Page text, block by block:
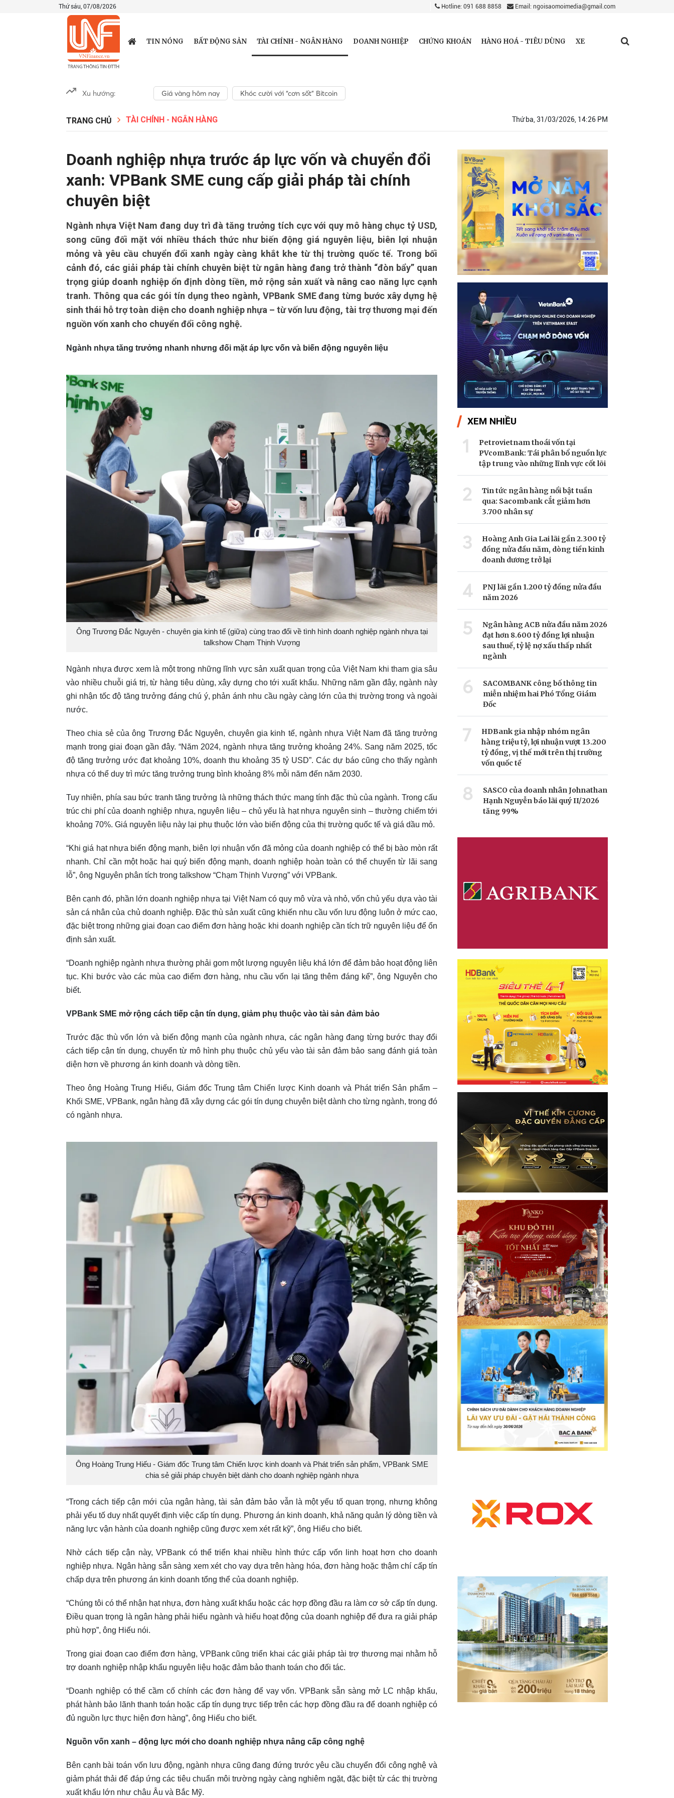
Thứ sáu, 07/08/2026 Hotline: 091 688 8858 Email: ngoisaomoimedia@gmail.com
TIN NÓNG BẤT ĐỘNG SẢN TÀI CHÍNH - NGÂN HÀNG DOANH NGHIỆP CHỨNG KHOÁN HÀNG HOÁ - TIÊU DÙNG XE
Xu hướng: Giá vàng hôm nay Khóc cười với “cơn sốt” Bitcoin
TRANG CHỦ TÀI CHÍNH - NGÂN HÀNG Thứ ba, 31/03/2026, 14:26 PM
Doanh nghiệp nhựa trước áp lực vốn và chuyển đổi
xanh: VPBank SME cung cấp giải pháp tài chính
chuyên biệt
Ngành nhựa Việt Nam đang duy trì đà tăng trưởng tích cực với quy mô hàng chục tỷ USD,
song cũng đối mặt với nhiều thách thức như biến động giá nguyên liệu, biên lợi nhuận
mỏng và yêu cầu chuyển đổi xanh ngày càng khắt khe từ thị trường quốc tế. Trong bối
cảnh đó, các giải pháp tài chính chuyên biệt từ ngân hàng đang trở thành “đòn bẩy” quan
trọng giúp doanh nghiệp ổn định dòng tiền, mở rộng sản xuất và nâng cao năng lực cạnh
tranh. Thông qua các gói tín dụng theo ngành, VPBank SME đang từng bước xây dựng hệ
sinh thái hỗ trợ toàn diện cho doanh nghiệp nhựa – từ vốn lưu động, tài trợ thương mại đến
nguồn vốn xanh cho chuyển đổi công nghệ.
Ngành nhựa tăng trưởng nhanh nhưng đối mặt áp lực vốn và biến động nguyên liệu
Ông Trương Đắc Nguyên - chuyên gia kinh tế (giữa) cùng trao đổi về tình hình doanh nghiệp ngành nhựa tại
talkshow Chạm Thịnh Vượng
Ngành nhựa được xem là một trong những lĩnh vực sản xuất quan trọng của Việt Nam khi tham gia sâu
vào nhiều chuỗi giá trị, từ hàng tiêu dùng, xây dựng cho tới xuất khẩu. Những năm gần đây, ngành này
ghi nhận tốc độ tăng trưởng đáng chú ý, phản ánh nhu cầu ngày càng lớn của thị trường trong và ngoài
nước.
Theo chia sẻ của ông Trương Đắc Nguyên, chuyên gia kinh tế, ngành nhựa Việt Nam đã tăng trưởng
mạnh trong giai đoạn gần đây. “Năm 2024, ngành nhựa tăng trưởng khoảng 24%. Sang năm 2025, tốc
độ tăng trưởng ước đạt khoảng 10%, doanh thu khoảng 35 tỷ USD”. Các dự báo cũng cho thấy ngành
nhựa có thể duy trì mức tăng trưởng trung bình khoảng 8% mỗi năm đến năm 2030.
Tuy nhiên, phía sau bức tranh tăng trưởng là những thách thức mang tính đặc thù của ngành. Trong cấu
trúc chi phí của doanh nghiệp nhựa, nguyên liệu – chủ yếu là hạt nhựa nguyên sinh – thường chiếm tới
khoảng 70%. Giá nguyên liệu này lại phụ thuộc lớn vào biến động của thị trường quốc tế và giá dầu mỏ.
“Khi giá hạt nhựa biến động mạnh, biên lợi nhuận vốn đã mỏng của doanh nghiệp có thể bị bào mòn rất
nhanh. Chỉ cần một hoặc hai quý biến động mạnh, doanh nghiệp hoàn toàn có thể chuyển từ lãi sang
lỗ”, ông Nguyên phân tích trong talkshow “Chạm Thịnh Vượng” với VPBank.
Bên cạnh đó, phần lớn doanh nghiệp nhựa tại Việt Nam có quy mô vừa và nhỏ, vốn chủ yếu dựa vào tài
sản cá nhân của chủ doanh nghiệp. Đặc thù sản xuất cũng khiến nhu cầu vốn lưu động luôn ở mức cao,
đặc biệt trong những giai đoạn cao điểm đơn hàng hoặc khi doanh nghiệp cần tích trữ nguyên liệu để ổn
định sản xuất.
“Doanh nghiệp ngành nhựa thường phải gom một lượng nguyên liệu khá lớn để đảm bảo hoạt động liên
tục. Khi bước vào các mùa cao điểm đơn hàng, nhu cầu vốn lại tăng thêm đáng kể”, ông Nguyên cho
biết.
VPBank SME mở rộng cách tiếp cận tín dụng, giảm phụ thuộc vào tài sản đảm bảo
Trước đặc thù vốn lớn và biến động mạnh của ngành nhựa, các ngân hàng đang từng bước thay đổi
cách tiếp cận tín dụng, chuyển từ mô hình phụ thuộc chủ yếu vào tài sản đảm bảo sang đánh giá toàn
diện hơn về phương án kinh doanh và dòng tiền.
Theo ông Hoàng Trung Hiếu, Giám đốc Trung tâm Chiến lược Kinh doanh và Phát triển Sản phẩm –
Khối SME, VPBank, ngân hàng đã xây dựng các gói tín dụng chuyên biệt dành cho từng ngành, trong đó
có ngành nhựa.
Ông Hoàng Trung Hiếu - Giám đốc Trung tâm Chiến lược kinh doanh và Phát triển sản phẩm, VPBank SME
chia sẻ giải pháp chuyên biệt dành cho doanh nghiệp ngành nhựa
“Trong cách tiếp cận mới của ngân hàng, tài sản đảm bảo vẫn là một yếu tố quan trọng, nhưng không
phải yếu tố duy nhất quyết định việc cấp tín dụng. Phương án kinh doanh, khả năng quản lý dòng tiền và
năng lực vận hành của doanh nghiệp cũng được xem xét rất kỹ”, ông Hiếu cho biết.
Nhờ cách tiếp cận này, VPBank có thể triển khai nhiều hình thức cấp vốn linh hoạt hơn cho doanh
nghiệp nhựa. Ngân hàng sẵn sàng xem xét cho vay dựa trên hàng hóa, đơn hàng hoặc thậm chí cấp tín
chấp dựa trên phương án kinh doanh tổng thể của doanh nghiệp.
“Chúng tôi có thể nhận hạt nhựa, đơn hàng xuất khẩu hoặc các hợp đồng đầu ra làm cơ sở cấp tín dụng.
Điều quan trọng là ngân hàng phải hiểu ngành và hiểu hoạt động của doanh nghiệp để đưa ra giải pháp
phù hợp”, ông Hiếu nói.
Trong giai đoạn cao điểm đơn hàng, VPBank cũng triển khai các giải pháp tài trợ thương mại nhằm hỗ
trợ doanh nghiệp nhập khẩu nguyên liệu hoặc đảm bảo thanh toán cho đối tác.
“Doanh nghiệp có thể cầm cố chính các đơn hàng để vay vốn. VPBank sẵn sàng mở LC nhập khẩu,
phát hành bảo lãnh thanh toán hoặc cấp tín dụng trực tiếp trên các hợp đồng đầu ra để doanh nghiệp có
đủ nguồn lực thực hiện đơn hàng”, ông Hiếu cho biết.
Nguồn vốn xanh – động lực mới cho doanh nghiệp nhựa nâng cấp công nghệ
Bên cạnh bài toán vốn lưu động, ngành nhựa cũng đang đứng trước yêu cầu chuyển đổi công nghệ và
giảm phát thải để đáp ứng các tiêu chuẩn môi trường ngày càng nghiêm ngặt, đặc biệt từ các thị trường
xuất khẩu lớn như châu Âu và Bắc Mỹ.
XEM NHIỀU
1
Petrovietnam thoái vốn tại
PVcomBank: Tái phân bổ nguồn lực
tập trung vào những lĩnh vực cốt lõi
2
Tin tức ngân hàng nổi bật tuần
qua: Sacombank cắt giảm hơn
3.700 nhân sự
3
Hoàng Anh Gia Lai lãi gần 2.300 tỷ
đồng nửa đầu năm, dòng tiền kinh
doanh dương trở lại
4
PNJ lãi gần 1.200 tỷ đồng nửa đầu
năm 2026
5
Ngân hàng ACB nửa đầu năm 2026
đạt hơn 8.600 tỷ đồng lợi nhuận
sau thuế, tỷ lệ nợ xấu thấp nhất
ngành
6
SACOMBANK công bố thông tin
miễn nhiệm hai Phó Tổng Giám
Đốc
7
HDBank gia nhập nhóm ngân
hàng triệu tỷ, lợi nhuận vượt 13.200
tỷ đồng, vị thế mới trên thị trường
vốn quốc tế
8
SASCO của doanh nhân Johnathan
Hạnh Nguyễn báo lãi quý II/2026
tăng 99%